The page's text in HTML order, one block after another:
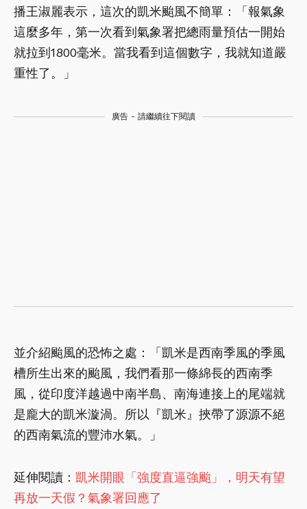
播王淑麗表示，這次的凱米颱風不簡單：「報氣象
這麼多年，第一次看到氣象署把總雨量預估一開始
就拉到1800毫米。當我看到這個數字，我就知道嚴
重性了。」
廣告 - 請繼續往下閱讀
並介紹颱風的恐怖之處：「凱米是西南季風的季風
槽所生出來的颱風，我們看那一條綿長的西南季
風，從印度洋越過中南半島、南海連接上的尾端就
是龐大的凱米漩渦。所以『凱米』挾帶了源源不絕
的西南氣流的豐沛水氣。」
延伸閱讀： 凱米開眼「強度直逼強颱」，明天有望
再放一天假？氣象署回應了